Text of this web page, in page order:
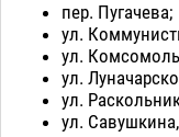
пер. Пугачева;
ул.
ул.
ул.
ул.
ул.